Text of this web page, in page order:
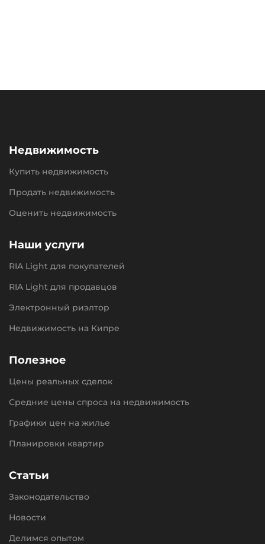
Недвижимость
Купить недвижимость
Продать недвижимость
Оценить недвижимость
Наши услуги
RIA Light для покупателей
RIA Light для продавцов
Электронный риэлтор
Недвижимость на Кипре
Полезное
Цены реальных сделок
Средние цены спроса на недвижимость
Графики цен на жилье
Планировки квартир
Статьи
Законодательство
Новости
Делимся опытом